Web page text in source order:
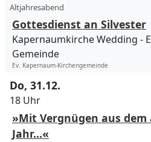
Altjahresabend
Gottesdienst an Silvester
Kapernaumkirche Wedding
Gemeinde
Ev. Kapernaum-Kirchengemeinde
Do, 31.12.
18 Uhr
»Mit Vergnügen aus
Jahr…«